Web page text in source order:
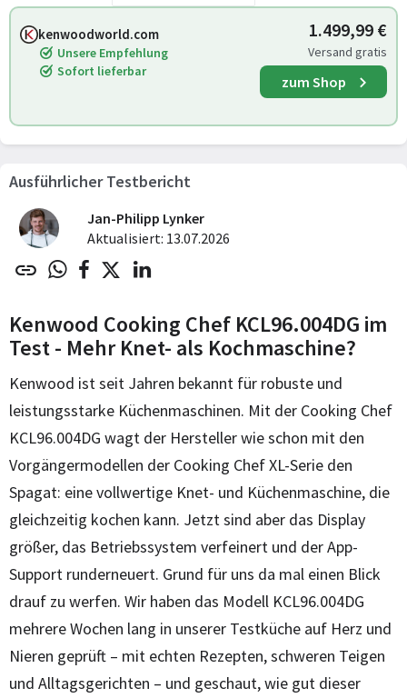
kenwoodworld.com
Unsere Empfehlung
Sofort lieferbar
1.499,99 €
Versand gratis
zum Shop
Ausführlicher Testbericht
Jan-Philipp Lynker
Aktualisiert: 13.07.2026
Kenwood Cooking Chef KCL96.004DG im
Test - Mehr Knet- als Kochmaschine?
Kenwood ist seit Jahren bekannt für robuste und
leistungsstarke Küchenmaschinen. Mit der Cooking Chef
KCL96.004DG wagt der Hersteller wie schon mit den
Vorgängermodellen der Cooking Chef XL-Serie den
Spagat: eine vollwertige Knet- und Küchenmaschine, die
gleichzeitig kochen kann. Jetzt sind aber das Display
größer, das Betriebssystem verfeinert und der App-
Support runderneuert. Grund für uns da mal einen Blick
drauf zu werfen. Wir haben das Modell KCL96.004DG
mehrere Wochen lang in unserer Testküche auf Herz und
Nieren geprüft – mit echten Rezepten, schweren Teigen
und Alltagsgerichten – und geschaut, wie gut dieser